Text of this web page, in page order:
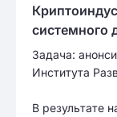
системного
Задача:
Института
В результате